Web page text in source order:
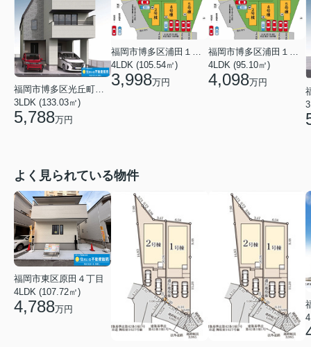
3LDK (133.03㎡)
5,788万円
福岡市博多区浦田１丁目
4LDK (105.54㎡)
3,998万円
福岡市博多区浦田１丁目
4LDK (95.10㎡)
4,098万円
よく見られている物件
福岡市東区原田４丁目
4LDK (107.72㎡)
4,788万円